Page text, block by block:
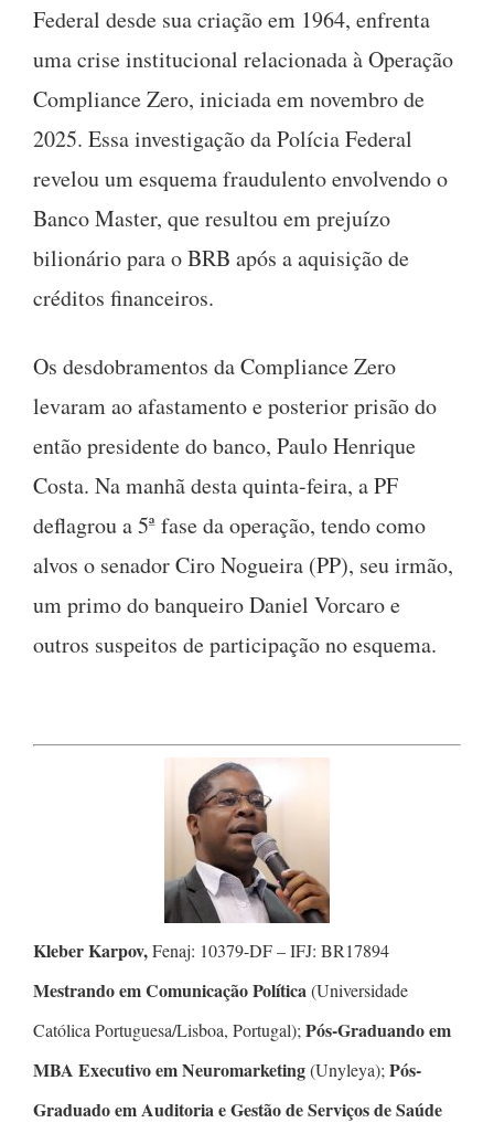
Federal desde sua criação em 1964, enfrenta
uma crise institucional relacionada à Operação
Compliance Zero, iniciada em novembro de
2025. Essa investigação da Polícia Federal
revelou um esquema fraudulento envolvendo o
Banco Master, que resultou em prejuízo
bilionário para o BRB após a aquisição de
créditos financeiros.
Os desdobramentos da Compliance Zero
levaram ao afastamento e posterior prisão do
então presidente do banco, Paulo Henrique
Costa. Na manhã desta quinta-feira, a PF
deflagrou a 5ª fase da operação, tendo como
alvos o senador Ciro Nogueira (PP), seu irmão,
um primo do banqueiro Daniel Vorcaro e
outros suspeitos de participação no esquema.
Kleber Karpov,Fenaj: 10379-DF – IFJ: BR17894
Mestrando em Comunicação Política(Universidade
Católica Portuguesa/Lisboa, Portugal); Pós-Graduando em
MBA Executivo em Neuromarketing(Unyleya); Pós-
Graduado em Auditoria e Gestão de Serviços de Saúde